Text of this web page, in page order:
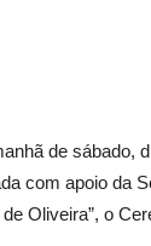
de sábado,
com apoio da
Oliveira”, o